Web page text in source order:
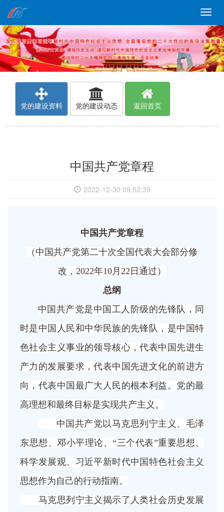
Menu
党的建设资料 党的建设动态 返回首页
中国共产党章程
2022-12-30 09:52:39
中国共产党章程
（中国共产党第二十次全国代表大会部分修
改， 2022年10月22日通过）
总纲
中国共产党是中国工人阶级的先锋队，同
时是中国人民和中华民族的先锋队，是中国特
色社会主义事业的领导核心，代表中国先进生
产力的发展要求，代表中国先进文化的前进方
向，代表中国最广大人民的根本利益。党的最
高理想和最终目标是实现共产主义。
中国共产党以马克思列宁主义、毛泽
东思想、邓小平理论、 “三个代表”重要思想、
科学发展观、习近平新时代中国特色社会主义
思想作为自己的行动指南。
马克思列宁主义揭示了人类社会历史发展